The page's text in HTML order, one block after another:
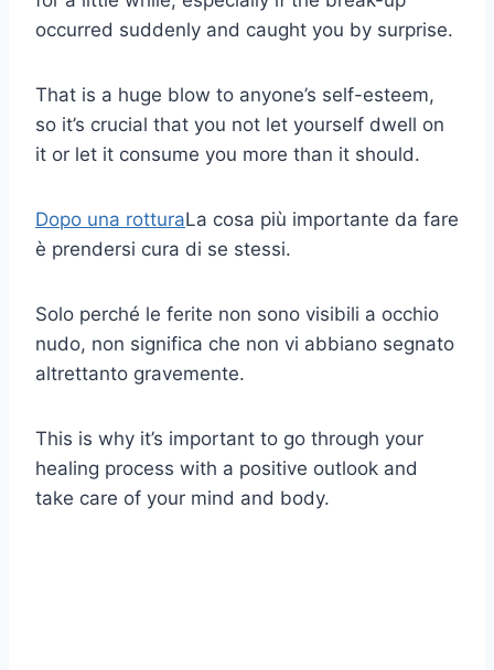
occurred suddenly and caught you by surprise.
That is a huge blow to anyone’s self-esteem,
so it’s crucial that you not let yourself dwell on
it or let it consume you more than it should.
Dopo una rotturaLa cosa più importante da fare
è prendersi cura di se stessi.
Solo perché le ferite non sono visibili a occhio
nudo, non significa che non vi abbiano segnato
altrettanto gravemente.
This is why it’s important to go through your
healing process with a positive outlook and
take care of your mind and body.